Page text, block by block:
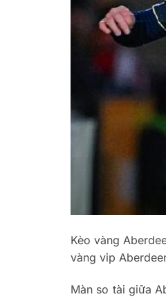
Kèo vàng
vàng vip
Màn so tài giữa